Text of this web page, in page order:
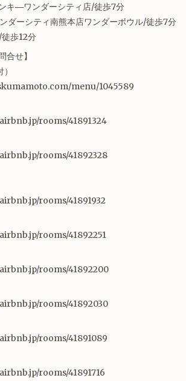
キ―ワンダーシティ店/徒歩7分
ダーシティ南熊本店ワンダーボウル/徒歩7分
徒歩12分
合せ】
menu/1045589
rooms/41891324
rooms/41892328
rooms/41891932
rooms/41892251
rooms/41892200
rooms/41892030
rooms/41891089
rooms/41891716